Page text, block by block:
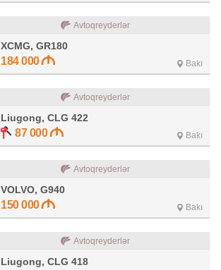
Avtoqreyderlər
XCMG, GR180
184 000 Bakı
Avtoqreyderlər
Liugong, CLG 422
87 000 Bakı
Avtoqreyderlər
VOLVO, G940
150 000 Bakı
Avtoqreyderlər
Liugong, CLG 418